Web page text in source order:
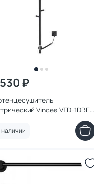
₽
Vincea VTD-1DBE
наличии